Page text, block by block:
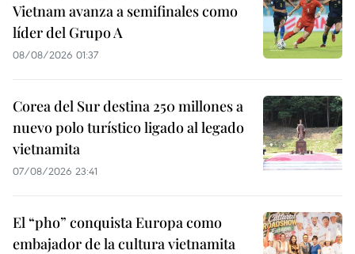
Vietnam avanza a semifinales como
líder del Grupo A
08/08/2026 01:37
Corea del Sur destina 250 millones a
nuevo polo turístico ligado al legado
vietnamita
07/08/2026 23:41
El “pho” conquista Europa como
embajador de la cultura vietnamita